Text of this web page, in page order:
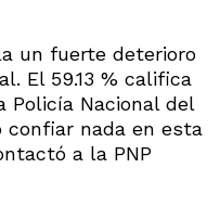
un fuerte deterioro
El 59.13 % califica
Policía Nacional del
confiar nada en esta
a la PNP